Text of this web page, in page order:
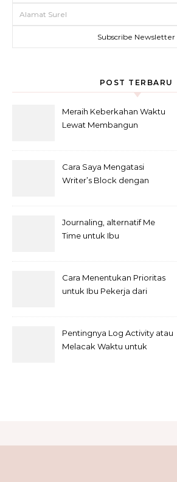
POST TERBARU
Meraih Keberkahan Waktu
Lewat Membangun
Cara Saya Mengatasi
Writer’s Block dengan
Journaling, alternatif Me
Time untuk Ibu
Cara Menentukan Prioritas
untuk Ibu Pekerja dari
Pentingnya Log Activity atau
Melacak Waktu untuk